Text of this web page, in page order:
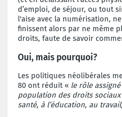
d’emploi, de séjour, ou tout
l'aise avec la numérisation,
finissent alors par ne même
droits, faute de savoir
Oui, mais pourquoi?
Les politiques néolibérales
80 ont réduit « le rôle
population des droits
santé, à l’éducation, au